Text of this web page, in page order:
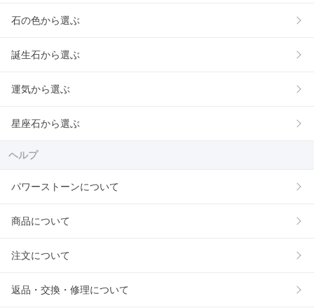
石の色から選ぶ
誕生石から選ぶ
運気から選ぶ
星座石から選ぶ
ヘルプ
パワーストーンについて
商品について
注文について
返品・交換・修理について